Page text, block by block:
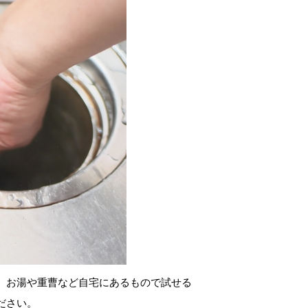
湯や重曹など自宅にあるもので試せる
い。